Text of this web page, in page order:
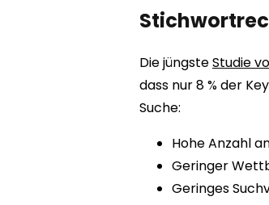
Die jüngsteStudie
dass nur 8 % der
Suche:
Hohe Anzahl
Geringer
Geringes